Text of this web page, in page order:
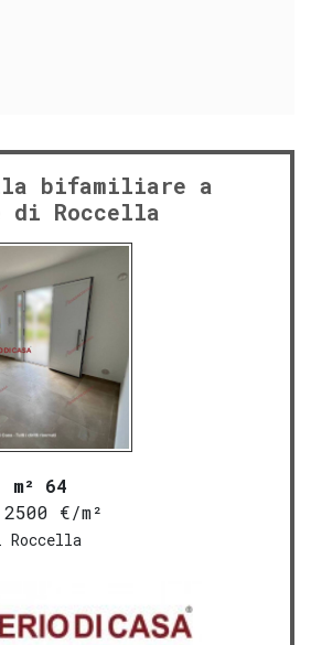
bifamiliare a
di Roccella
m² 64
2500 €/m²
Roccella